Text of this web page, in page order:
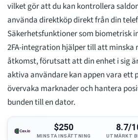
vilket gör att du kan kontrollera
använda direktköp direkt från din
Säkerhetsfunktioner som biometrisk
2FA-integration hjälper till att minska
åtkomst, förutsatt att din enhet i sig
aktiva användare kan appen vara
övervaka marknader och hantera
bunden till en dator.
$250
MINSTA INSÄTTNING
8.7/
UTMÄRKT